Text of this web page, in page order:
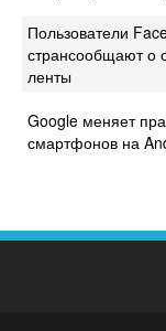
Пользователи
странсообщают о
ленты
Google меняет
смартфонов на